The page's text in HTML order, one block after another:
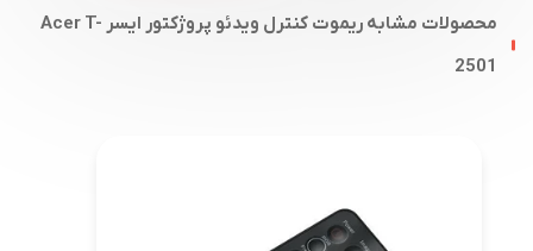
محصولات مشابه ریموت کنترل ویدئو پروژکتور ایسر Acer T-
2501